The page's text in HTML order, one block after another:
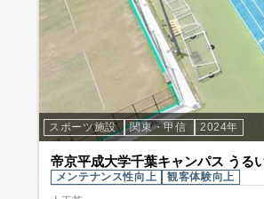
スポーツ施設 関東・甲信 2024年
帝京平成大学千葉キャンパス うる
メンテナンス性向上
観客体験向上